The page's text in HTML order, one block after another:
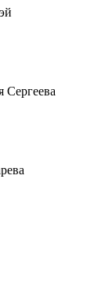
Сергеева